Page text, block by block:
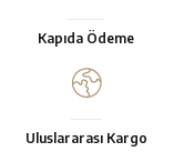
Kapıda Ödeme
Uluslararası Kargo